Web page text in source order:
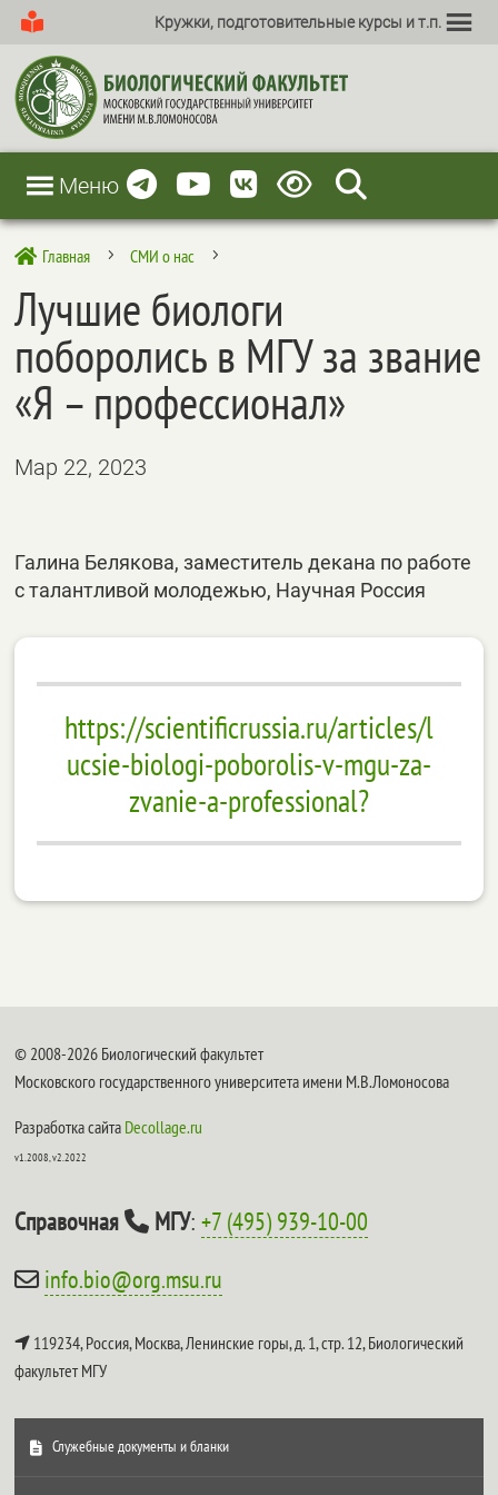
Кружки, подготовительные курсы и т.п.
Меню
 Главная 5 СМИ о нас 5
Лучшие биологи
поборолись в МГУ за звание
«Я – профессионал»
Мар 22, 2023
Галина Белякова, заместитель декана по работе
с талантливой молодежью, Научная Россия
https://scientificrussia.ru/articles/l
ucsie-biologi-poborolis-v-mgu-za-
zvanie-a-professional?
© 2008-2026 Биологический факультет
Московского государственного университета имени М.В.Ломоносова
Разработка сайта Decollage.ru
v1.2008, v2.2022
Справочная МГУ:+7 (495) 939-10-00
info.bio@org.msu.ru
119234, Россия, Москва, Ленинские горы, д. 1, стр. 12,Биологический
факультет МГУ
Служебные документы и бланки